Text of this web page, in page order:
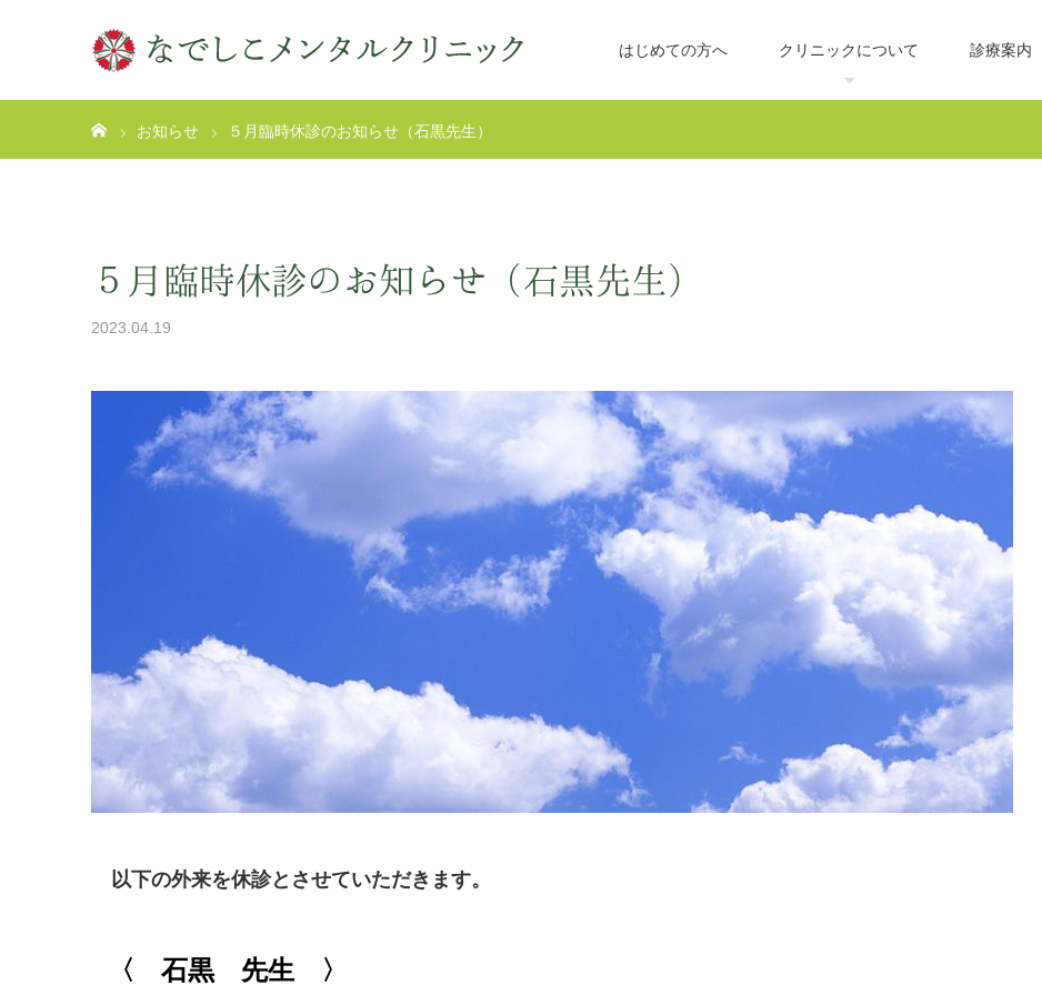
はじめての方へ クリニックについて 診療案内
お知らせ ５月臨時休診のお知らせ（石黒先生）
５月臨時休診のお知らせ（石黒先生）
2023.04.19
以下の外来を休診とさせていただきます。
〈 石黒 先生 〉